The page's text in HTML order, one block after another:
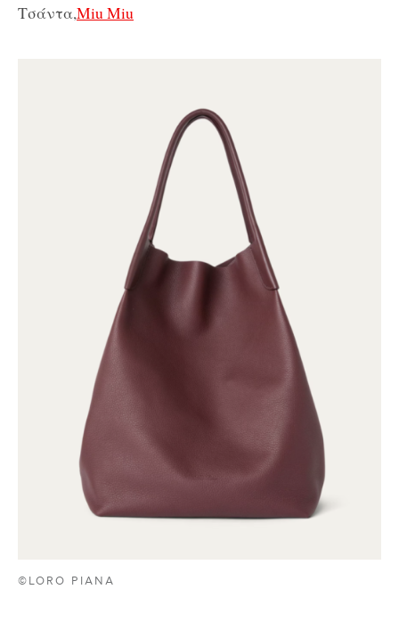
Τσάντα,Miu Miu
©LORO PIANA